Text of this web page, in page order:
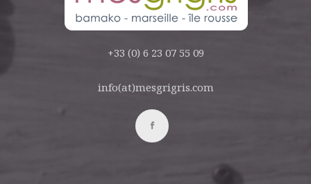
+33 (0) 6 23 07 55 09
info(at)mesgrigris.com